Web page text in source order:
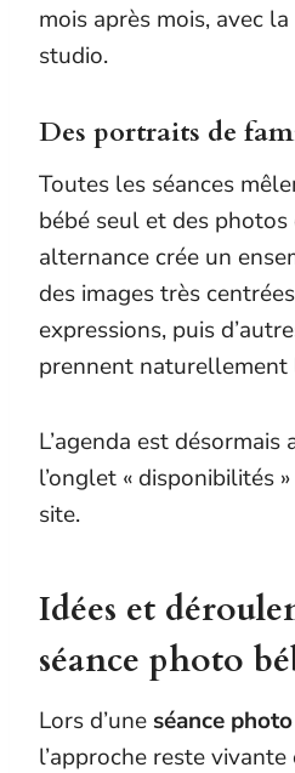
mois après mois, avec
studio.
Des portraits de
Toutes les séances
bébé seul et des
alternance crée un
des images très
expressions, puis
prennent naturellement
L’agenda est désormais
l’onglet « disponibilités
site.
Idées et
séance photo
Lors d’une séance
l’approche reste